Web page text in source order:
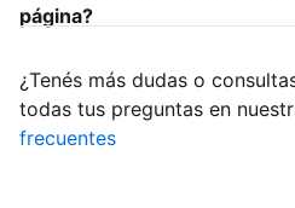
página?
¿Tenés más dudas o
todas tus preguntas en
frecuentes